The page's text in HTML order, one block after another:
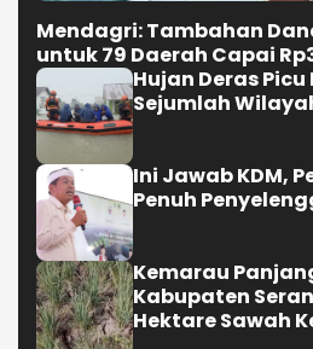
Mendagri: Tambahan
untuk 79 Daerah Capai
Hujan Deras
Sejumlah
Ini Jawab KDM,
Penuh
Kemarau
Kabupaten
Hektare Sawah